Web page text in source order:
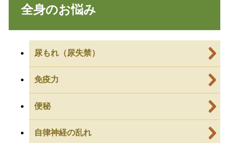
全身のお悩み
尿もれ（尿失禁）
免疫力
便秘
自律神経の乱れ